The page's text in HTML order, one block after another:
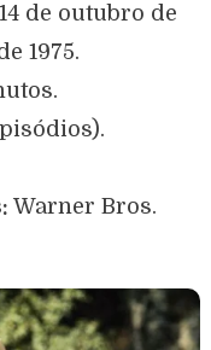
de outubro de
1975.
Warner Bros.